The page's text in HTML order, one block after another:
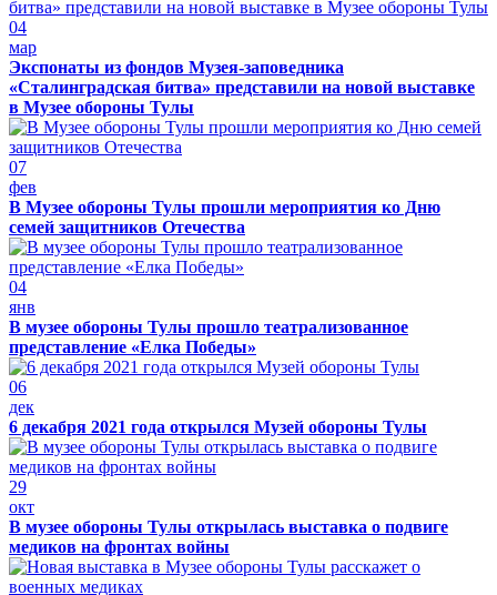
04
мар
Экспонаты из фондов Музея-заповедника
«Сталинградская битва» представили на новой выставке
в Музее обороны Тулы
07
фев
В Музее обороны Тулы прошли мероприятия ко Дню
семей защитников Отечества
04
янв
В музее обороны Тулы прошло театрализованное
представление «Елка Победы»
06
дек
6 декабря 2021 года открылся Музей обороны Тулы
29
окт
В музее обороны Тулы открылась выставка о подвиге
медиков на фронтах войны